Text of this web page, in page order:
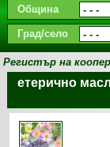
Община
Град/село
Регистър на
етерично